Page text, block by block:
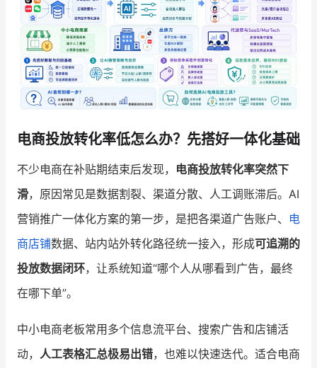
合作共进
入驻有赞 认证代理商
认证服务商 设计服务商
电商投放转化率低怎么办？先搭好一体化基础
不少电商在补贴期结束后发现， 电商投放转化率突然下
滑，原因常见是数据割裂、渠道分散、人工调账滞后。AI
营销推广一体化方案的第一步，是把各渠道广告账户、 电
商店铺数据、站内站外转化路径统一接入，形成可追溯的
投放数据闭环，让系统知道“哪个人从哪看到广告，最终
在哪下单”。
中小电商老板常用多个信息流平台、搜索广告和店铺活
动， 人工表格汇总极易出错，也难以快速迭代。适合电商